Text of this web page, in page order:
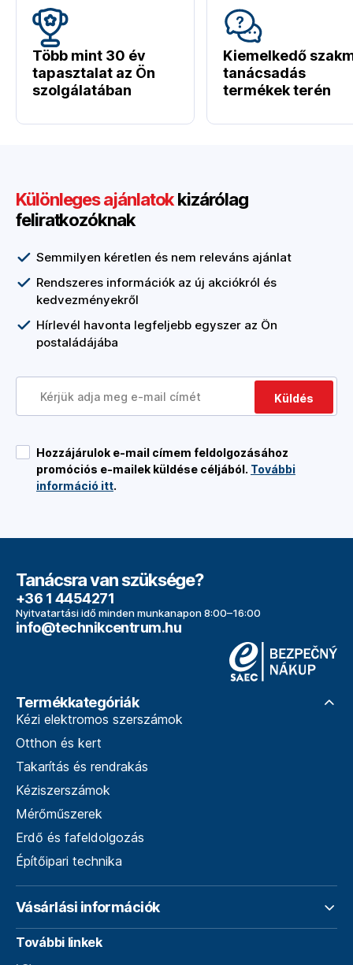
Több mint 30 év
tapasztalat az Ön
szolgálatában
Kiemelkedő
tanácsadás
termékek terén
Különleges ajánlatokkizárólag
feliratkozóknak
Semmilyen kéretlen és nem releváns ajánlat
Rendszeres információk az új akciókról és
kedvezményekről
Hírlevél havonta legfeljebb egyszer az Ön
postaládájába
Küldés
Hozzájárulok e-mail címem feldolgozásához
promóciós e-mailek küldése céljából. További
információ itt.
Tanácsra van szüksége?
+36 1 4454271
Nyitvatartási idő minden munkanapon 8:00–16:00
info@technikcentrum.hu
Termékkategóriák
Kézi elektromos szerszámok
Otthon és kert
Takarítás és rendrakás
Kéziszerszámok
Mérőműszerek
Erdő és fafeldolgozás
Építőipari technika
Vásárlási információk
További linkek